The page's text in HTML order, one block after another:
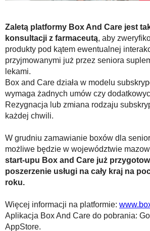
Zaletą platformy Box And Care jest
konsultacji z farmaceutą, aby
produkty pod kątem ewentualnej
przyjmowanymi już przez seniora
lekami.
Box and Care działa w modelu
wymaga żadnych umów czy
Rezygnacja lub zmiana rodzaju
każdej chwili.
W grudniu zamawianie boxów dla
możliwe będzie w województwie
start-upu Box and Care już
poszerzenie usługi na cały kraj na
roku.
Więcej informacji na platformie:
Aplikacja Box And Care do pobrania:
AppStore.